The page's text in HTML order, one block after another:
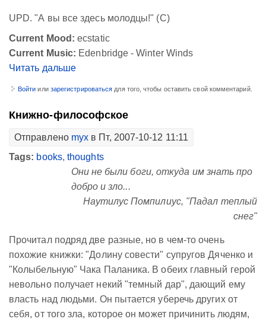
UPD. "А вы все здесь молодцы!" (С)
Current Mood: ecstatic
Current Music: Edenbridge - Winter Winds
Читать дальше
Войти или зарегистрироваться для того, чтобы оставить свой комментарий.
Книжно-философское
Отправлено myx в Пт, 2007-10-12 11:11
Tags: books,thoughts
Они не были боги, откуда им знать про
добро и зло...
Наутилус Помпилиус, "Падал теплый
снег"
Прочитал подряд две разные, но в чем-то очень
похожие книжки: "Долину совести" супругов Дяченко и
"Колыбельную" Чака Паланика. В обеих главный герой
невольно получает некий "темный дар", дающий ему
власть над людьми. Он пытается уберечь других от
себя, от того зла, которое он может причинить людям,